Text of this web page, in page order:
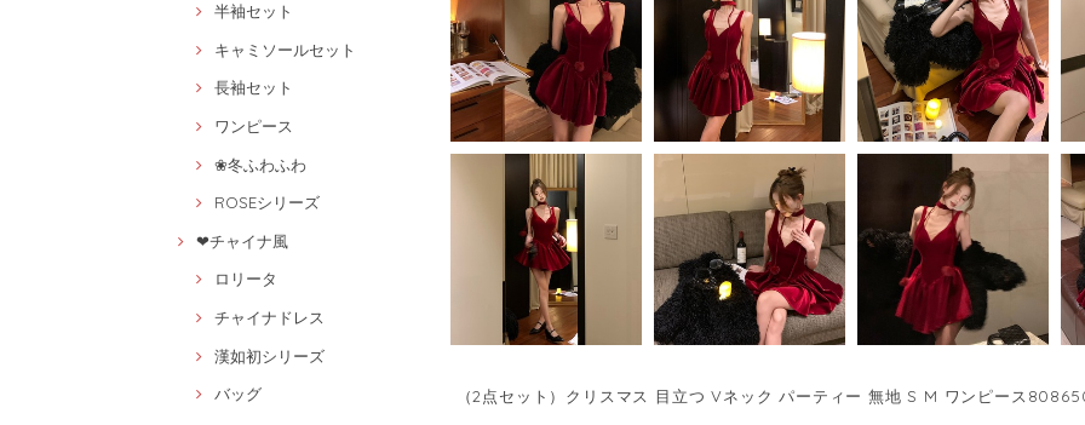
半袖セット
キャミソールセット
長袖セット
ワンピース
❀冬ふわふわ
ROSEシリーズ
❤チャイナ風
ロリータ
チャイナドレス
漢如初シリーズ
バッグ
（2点セット）クリスマス 目立つ Vネック パーティー 無地 S M ワンピース